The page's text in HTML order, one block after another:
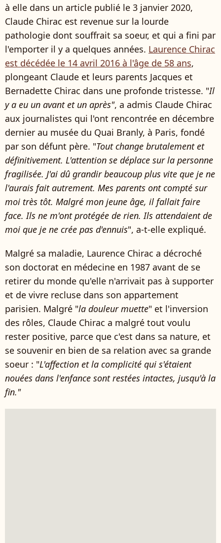
à elle dans un article publié le 3 janvier 2020,
Claude Chirac est revenue sur la lourde
pathologie dont souffrait sa soeur, et qui a fini par
l'emporter il y a quelques années. Laurence Chirac
est décédée le 14 avril 2016 à l'âge de 58 ans,
plongeant Claude et leurs parents Jacques et
Bernadette Chirac dans une profonde tristesse. "Il
y a eu un avant et un après", a admis Claude Chirac
aux journalistes qui l'ont rencontrée en décembre
dernier au musée du Quai Branly, à Paris, fondé
par son défunt père. "Tout change brutalement et
définitivement. L'attention se déplace sur la personne
fragilisée. J'ai dû grandir beaucoup plus vite que je ne
l'aurais fait autrement. Mes parents ont compté sur
moi très tôt. Malgré mon jeune âge, il fallait faire
face. Ils ne m'ont protégée de rien. Ils attendaient de
moi que je ne crée pas d'ennuis", a-t-elle expliqué.
Malgré sa maladie, Laurence Chirac a décroché
son doctorat en médecine en 1987 avant de se
retirer du monde qu'elle n'arrivait pas à supporter
et de vivre recluse dans son appartement
parisien. Malgré "la douleur muette" et l'inversion
des rôles, Claude Chirac a malgré tout voulu
rester positive, parce que c'est dans sa nature, et
se souvenir en bien de sa relation avec sa grande
soeur : "L'affection et la complicité qui s'étaient
nouées dans l'enfance sont restées intactes, jusqu'à la
fin."